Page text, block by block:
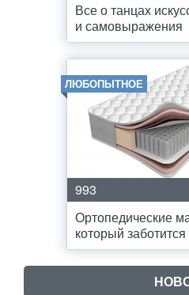
Все о танцах
и самовыражения
ЛЮБОПЫТНОЕ
993
Ортопедические
который